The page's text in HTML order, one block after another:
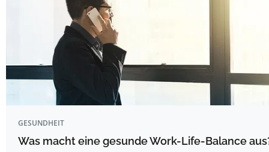
GESUNDHEIT
Was macht eine gesunde Work-Life-Balance